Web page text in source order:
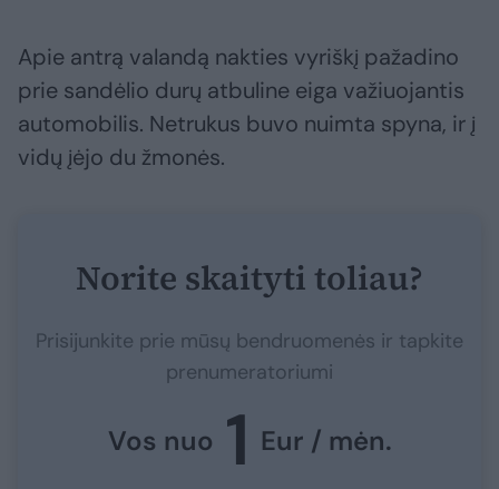
Apie antrą valandą nakties vyriškį pažadino
prie sandėlio durų atbuline eiga važiuojantis
automobilis. Netrukus buvo nuimta spyna, ir į
vidų įėjo du žmonės.
Norite skaityti toliau?
Prisijunkite prie mūsų bendruomenės ir tapkite
prenumeratoriumi
Vos nuo 1 Eur / mėn.